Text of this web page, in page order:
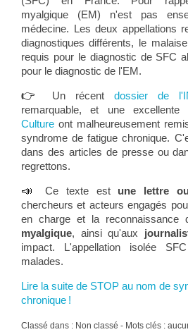
myalgique (EM) n'est pas
médecine. Les deux appellations
diagnostiques différents, le
requis pour le diagnostic de SFC
pour le diagnostic de l'EM.
👉 Un récentdossier de
remarquable, et une excellente
Cultureont malheureusement
syndrome de fatigue chronique.
dans des articles de presse ou
regrettons.
📣 Ce texte estune lettre
chercheurs et acteurs engagés
en charge et la reconnaissance
myalgique, ainsi qu'aux
impact. L'appellation isolée
malades.
Lire la suite de STOP au nom de
chronique !
Classé dans : Non classé - Mots clés :